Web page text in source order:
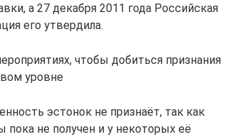
а 27 декабря 2011 года Российская
его утвердила.
чтобы добиться признания
уровне
эстонок не признаёт, так как
не получен и у некоторых её